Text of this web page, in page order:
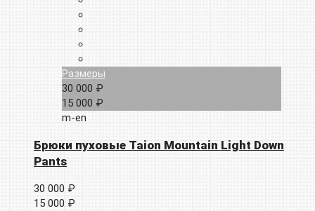
Размеры
30 000 ₽
15 000 ₽
m-en
Брюки пуховые Taion Mountain Light Down
Pants
30 000 ₽
15 000 ₽